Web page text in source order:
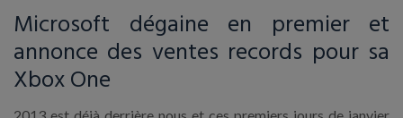
Microsoft dégaine en premier et
annonce des ventes records pour sa
Xbox One